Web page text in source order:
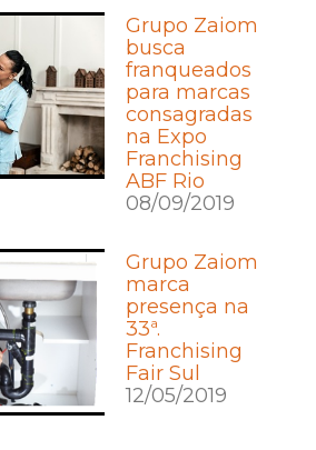
Grupo Zaiom
busca
franqueados
para marcas
consagradas
na Expo
Franchising
ABF Rio
08/09/2019
Grupo Zaiom
marca
presença na
33ª.
Franchising
Fair Sul
12/05/2019